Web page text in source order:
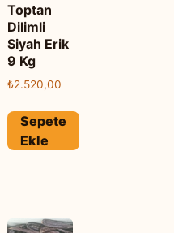
Toptan
Dilimli
Siyah Erik
9 Kg
₺2.520,00
Sepete
Ekle